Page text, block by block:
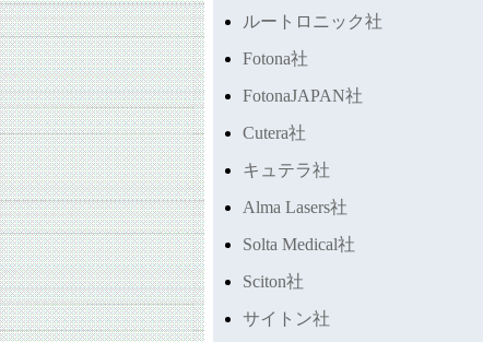
ルートロニック社
Fotona社
FotonaJAPAN社
Cutera社
キュテラ社
Alma Lasers社
Solta Medical社
Sciton社
サイトン社